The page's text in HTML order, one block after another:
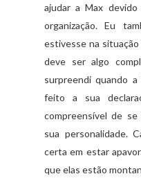
ajudar a Max
organização. Eu
estivesse na situação
deve ser algo
surpreendi quando
feito a sua
compreensível de
sua personalidade.
certa em estar
que elas estão